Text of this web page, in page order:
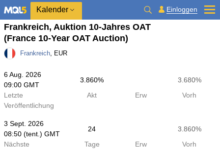
Kalender Einloggen
Frankreich, Auktion 10-Jahres OAT
(France 10-Year OAT Auction)
Frankreich, EUR
6 Aug. 2026
09:00 GMT
3.860%
3.680%
Letzte
Veröffentlichung
Akt Erw Vorh
3 Sept. 2026
08:50 (tent.) GMT
24
3.860%
Nächste
Tage Erw Vorh